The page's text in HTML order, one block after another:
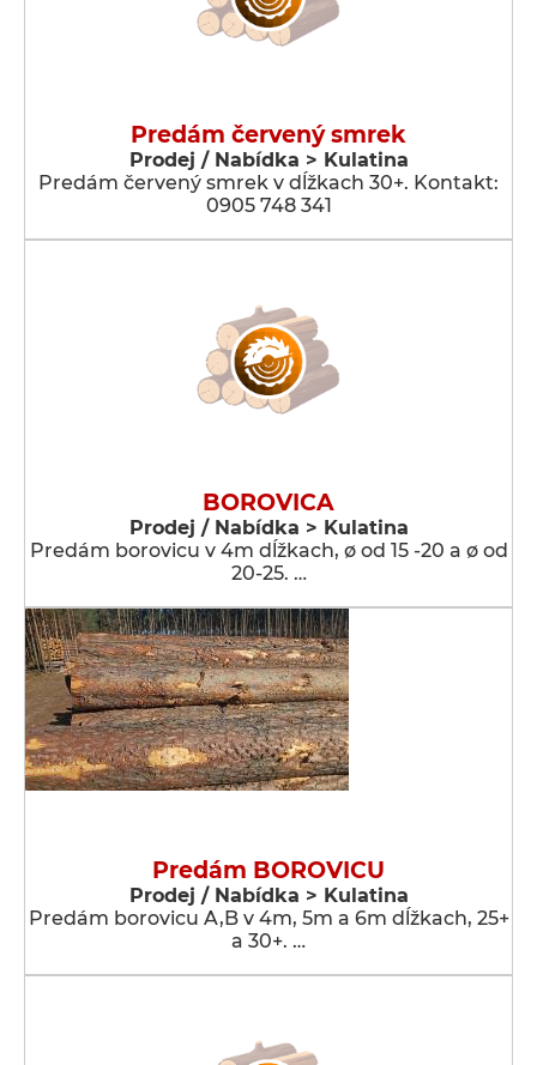
Predám červený smrek
Prodej / Nabídka > Kulatina
Predám červený smrek v dĺžkach 30+. Kontakt:
0905 748 341
BOROVICA
Prodej / Nabídka > Kulatina
Predám borovicu v 4m dĺžkach, ø od 15 -20 a ø od
20-25. …
Predám BOROVICU
Prodej / Nabídka > Kulatina
Predám borovicu A,B v 4m, 5m a 6m dĺžkach, 25+
a 30+. …